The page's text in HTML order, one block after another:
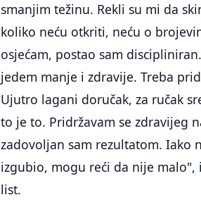
smanjim težinu. Rekli su mi da
koliko neću otkriti, neću o
osjećam, postao sam
jedem manje i zdravije. Treba
Ujutro lagani doručak, za ručak
to je to. Pridržavam se zdravijeg
zadovoljan sam rezultatom. Iako
izgubio, mogu reći da nije
list.